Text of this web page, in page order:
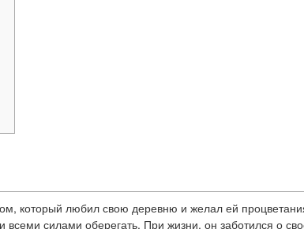
который любил свою деревню и желал ей
всеми силами оберегать. При жизни, он заботился о